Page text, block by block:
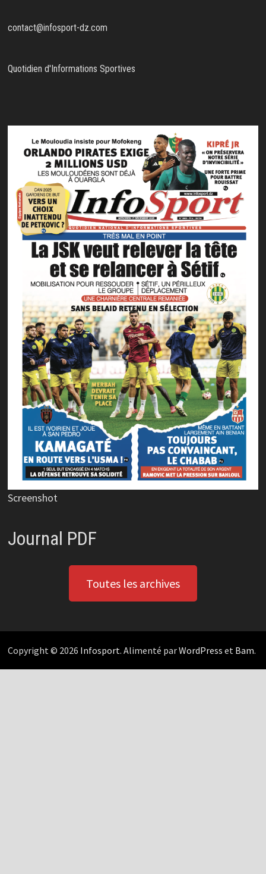
contact@infosport-dz.com
Quotidien d'Informations Sportives
Screenshot
Journal PDF
Toutes les archives
Copyright © 2026 Infosport. Alimenté parWordPress et Bam.